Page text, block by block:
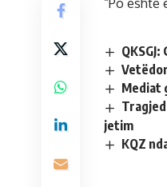
“Po është
Mediat
jetim
KQZ